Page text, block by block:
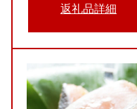
返礼品詳細